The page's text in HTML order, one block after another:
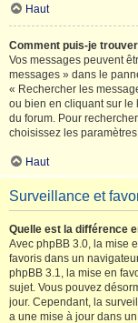
Haut
Comment puis-je
Vos messages peuvent
messages » dans le
« Rechercher les
ou bien en cliquant sur le
du forum. Pour
choisissez les
Haut
Surveillance et
Quelle est la différence
Avec phpBB 3.0, la mise
favoris dans un
phpBB 3.1, la mise en
sujet. Vous pouvez
jour. Cependant, la
a une mise à jour dans